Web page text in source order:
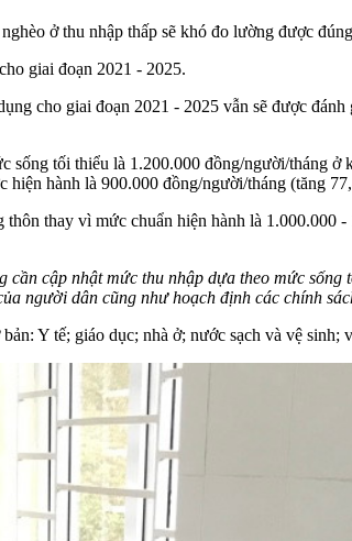
ở thu nhập thấp sẽ khó đo lường được
giai đoạn 2021 - 2025.
cho giai đoạn 2021 - 2025 vẫn sẽ được
tối thiểu là 1.200.000 đồng/người/tháng ở
hành là 900.000 đồng/người/tháng (tăng
thay vì mức chuẩn hiện hành là 1.000.000 -
cập nhật mức thu nhập dựa theo mức
người dân cũng như hoạch định các chính
Y tế; giáo dục; nhà ở; nước sạch và vệ sinh;